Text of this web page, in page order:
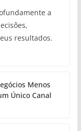
a
resultados.
Menos
Único Canal